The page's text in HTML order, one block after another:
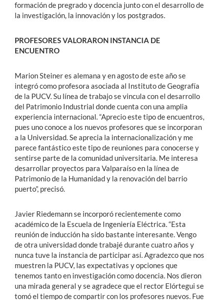
formación de pregrado y docencia junto con el desarrollo de
la investigación, la innovación y los postgrados.
PROFESORES VALORARON INSTANCIA DE
ENCUENTRO
Marion Steiner es alemana y en agosto de este año se
integró como profesora asociada al Instituto de Geografía
de la PUCV. Su línea de trabajo se vincula con el desarrollo
del Patrimonio Industrial donde cuenta con una amplia
experiencia internacional. “Aprecio este tipo de encuentros,
pues uno conoce a los nuevos profesores que se incorporan
a la Universidad. Se aprecia la internacionalización y me
parece fantástico este tipo de reuniones para conocerse y
sentirse parte de la comunidad universitaria. Me interesa
desarrollar proyectos para Valparaíso en la línea de
Patrimonio de la Humanidad y la renovación del barrio
puerto”, precisó.
Javier Riedemann se incorporó recientemente como
académico de la Escuela de Ingeniería Eléctrica. “Esta
reunión de inducción ha sido bastante interesante. Vengo
de otra universidad donde trabajé durante cuatro años y
nunca tuve la instancia de participar así. Agradezco que nos
muestren la PUCV, las expectativas y opciones que
tenemos tanto en investigación como docencia. Nos dieron
una mirada general y se agradece que el rector Elórtegui se
tomó el tiempo de compartir con los profesores nuevos. Fue